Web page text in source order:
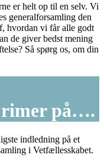
er helt op til en selv. Vi
generalforsamling den
hvordan vi får alle godt
de giver bedst mening
Så spørg os, om din
rimer på….
indledning på et
i Vetfællesskabet.